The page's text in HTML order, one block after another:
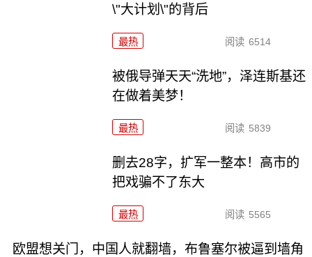
\"大计划\"的背后
最热 阅读 6514
被俄导弹天天“洗地”，泽连斯基还
在做着美梦！
最热 阅读 5839
删去28字，扩军一整本！高市的
把戏骗不了东大
最热 阅读 5565
欧盟想关门，中国人就翻墙，布鲁塞尔被逼到墙角